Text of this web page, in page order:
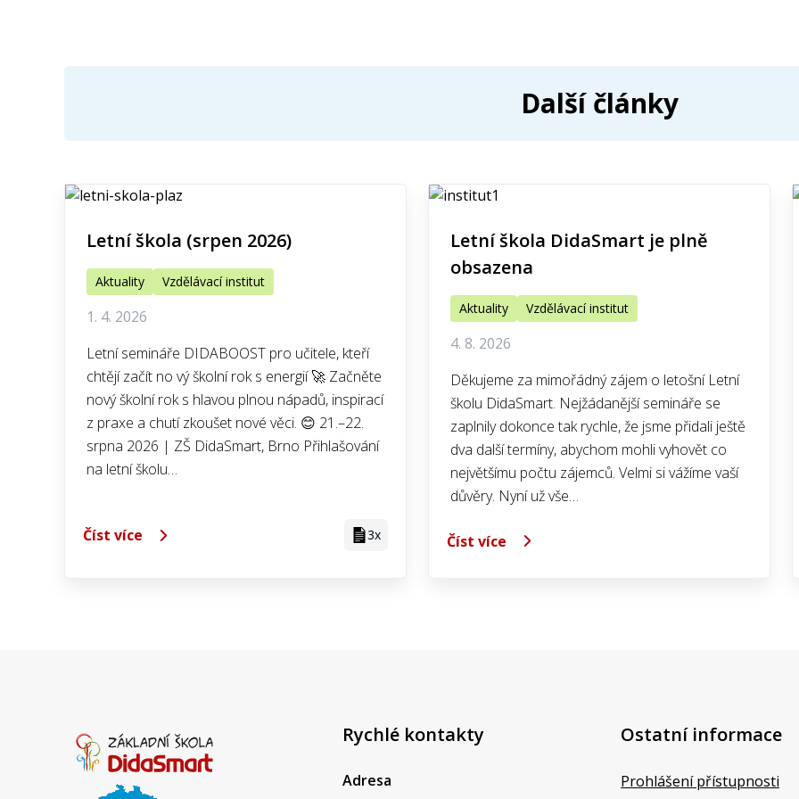
Další články
Letní škola (srpen 2026)
Aktuality Vzdělávací institut
1. 4. 2026
Letní semináře DIDABOOST pro učitele, kteří
chtějí začít no vý školní rok s energií 🚀 Začněte
nový školní rok s hlavou plnou nápadů, inspirací
z praxe a chutí zkoušet nové věci. 😊 21.–22.
srpna 2026 | ZŠ DidaSmart, Brno Přihlašování
na letní školu…
Číst více 3x
Letní škola DidaSmart je plně
obsazena
Aktuality Vzdělávací institut
4. 8. 2026
Děkujeme za mimořádný zájem o letošní Letní
školu DidaSmart. Nejžádanější semináře se
zaplnily dokonce tak rychle, že jsme přidali ještě
dva další termíny, abychom mohli vyhovět co
největšímu počtu zájemců. Velmi si vážíme vaší
důvěry. Nyní už vše…
Číst více
Rychlé kontakty
Adresa
Ostatní informace
Prohlášení přístupnosti